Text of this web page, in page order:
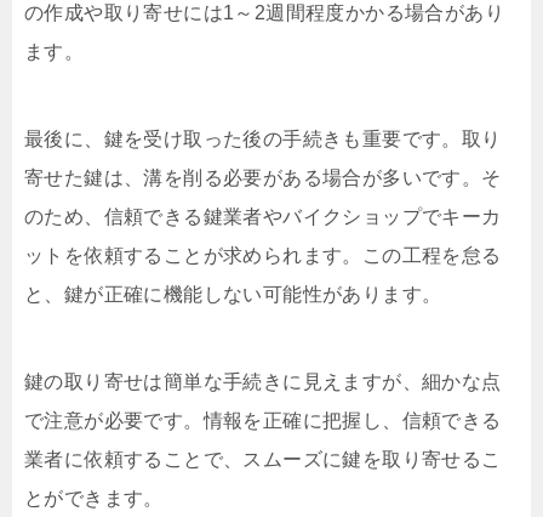
の作成や取り寄せには1～2週間程度かかる場合があり
ます。
最後に、鍵を受け取った後の手続きも重要です。取り
寄せた鍵は、溝を削る必要がある場合が多いです。そ
のため、信頼できる鍵業者やバイクショップでキーカ
ットを依頼することが求められます。この工程を怠る
と、鍵が正確に機能しない可能性があります。
鍵の取り寄せは簡単な手続きに見えますが、細かな点
で注意が必要です。情報を正確に把握し、信頼できる
業者に依頼することで、スムーズに鍵を取り寄せるこ
とができます。